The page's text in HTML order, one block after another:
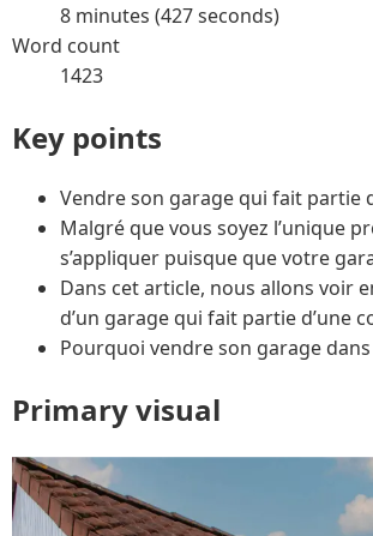
8 minutes (427 seconds)
Word count
1423
Key points
Vendre son garage qui fait partie
Malgré que vous soyez l’unique
s’appliquer puisque que votre
Dans cet article, nous allons voir
d’un garage qui fait partie d’une
Pourquoi vendre son garage
Primary visual